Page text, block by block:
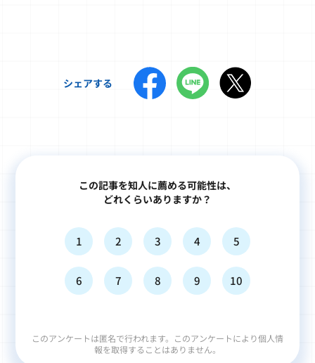
シェアする
この記事を知人に薦める可能性は、
どれくらいありますか？
1 2 3 4 5
6 7 8 9 10
このアンケートは匿名で行われます。このアンケートにより個人情
報を取得することはありません。